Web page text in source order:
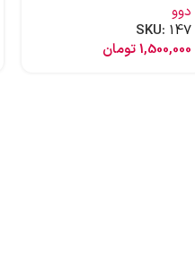
دوو
SKU: 147
1,500,000تومان